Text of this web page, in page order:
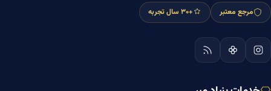
مرجع معتبر +۳۰ سال تجربه